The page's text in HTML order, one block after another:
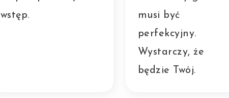
wstęp.
musi być
perfekcyjny.
Wystarczy, że
będzie Twój.